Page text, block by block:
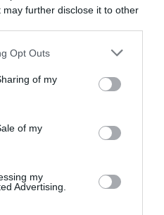
may further disclose it to other
uses one or more Google
behaviour. You may click to
and its third-party tags to
purposes in below Google
Opt Outs
of my
of my
my
Advertising.
το
από
για τη φωτιά στη Σκύρο